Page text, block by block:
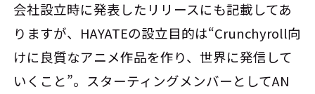
会社設立時に発表したリリースにも記載してあ
りますが、HAYATEの設立目的は“Crunchyroll向
けに良質なアニメ作品を作り、世界に発信して
いくこと”。スターティングメンバーとしてAN